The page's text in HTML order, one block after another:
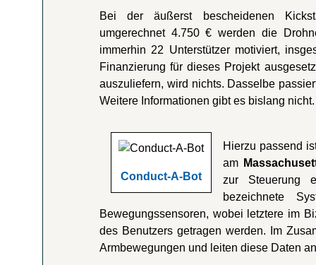
Bei der äußerst bescheidenen
umgerechnet 4.750 € werden die
immerhin 22 Unterstützer motiviert,
Finanzierung für dieses Projekt
auszuliefern, wird nichts. Dasselbe
Weitere Informationen gibt es bislang nicht.
Conduct-A-Bot
Hierzu passend
am
zur Steuerung
bezeichnete
Bewegungssensoren, wobei letztere im
des Benutzers getragen werden. Im
Armbewegungen und leiten diese Daten